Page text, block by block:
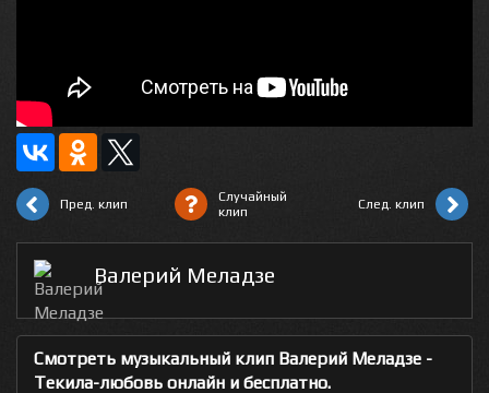
Пред. клип
Случайный
клип
След. клип
Валерий Меладзе
Смотреть музыкальный клип Валерий Меладзе -
Текила-любовь онлайн и бесплатно.